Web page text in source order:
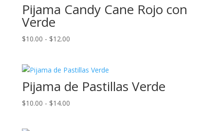
Pijama Candy Cane Rojo con
Verde
$10.00 - $12.00Rango
desde
$10.00
hasta
$12.00
Pijama de Pastillas Verde
$10.00 - $14.00Rango